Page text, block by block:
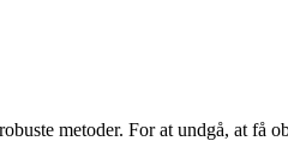
metoder. For at undgå, at